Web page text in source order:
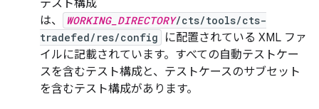
テスト構成
は、
WORKING_DIRECTORY/cts/tools/cts-
tradefed/res/config
に配置されている XML ファ
イルに記載されています。すべての自動テストケー
スを含むテスト構成と、テストケースのサブセット
を含むテスト構成があります。